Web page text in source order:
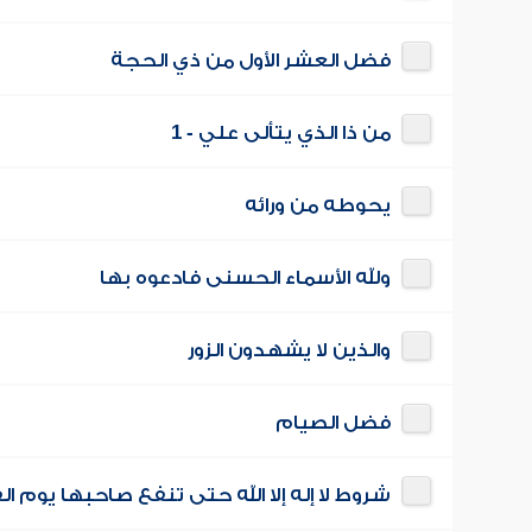
فضل العشر الأول من ذي الحجة
من ذا الذي يتألى علي - 1
يحوطه من ورائه
ولله الأسماء الحسنى فادعوه بها
والذين لا يشهدون الزور
فضل الصيام
شروط لا إله إلا الله حتى تنفع صاحبها يوم